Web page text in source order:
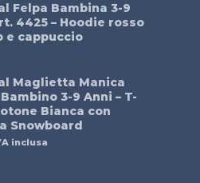
Felpa Bambina 3-9
4425 – Hoodie rosso
e cappuccio
Maglietta Manica
3-9 Anni – T-
Bianca con
Snowboard
inclusa